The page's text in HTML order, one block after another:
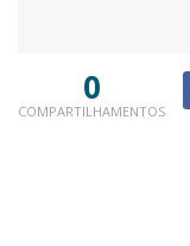
0
COMPARTILHAMENTOS